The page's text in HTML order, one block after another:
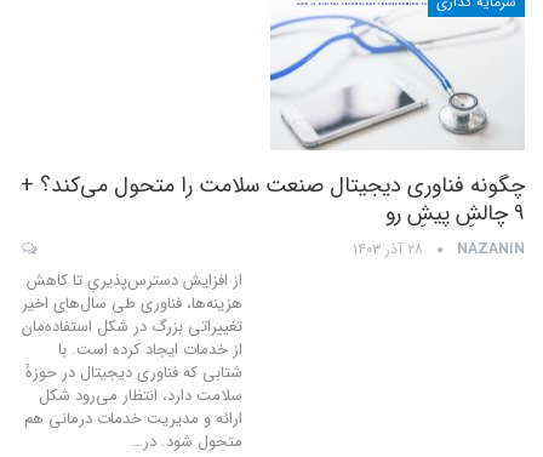
چگونه فناوری دیجیتال صنعت سلامت را متحول می‌کند؟ +
۹ چالشِ پیشِ رو
NAZANIN ۲۸ آذر ۱۴۰۳
از افزایش دسترس‌پذیریِ تا کاهش
هزینه‌ها، فناوری طی سال‌های اخیر
تغییراتی بزرگ در شکل استفاده‌مان
از خدمات ایجاد کرده است. با
شتابی که فناوری دیجیتال در حوزهٔ
سلامت دارد، انتظار می‌رود شکل
ارائه و مدیریت خدمات درمانی هم
متحول شود. در…